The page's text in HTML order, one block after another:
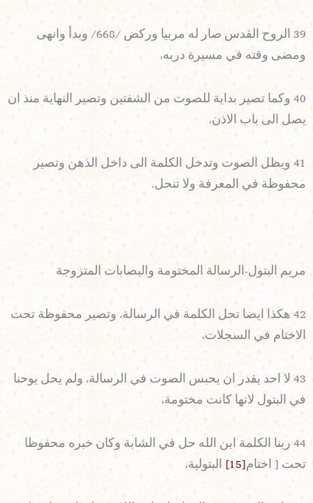
39 الروح القدس صار له مربيا وركض /668/ وبدأ وانهى
ومضى وقته في مسيرة دربه،
40 وكما تصير بداية للصوت من الشفتين وتصير النهاية منذ ان
يصل الى باب الاذن،
41 ويظل الصوت وتدخل الكلمة الى داخل الذهن وتصير
محفوظة في المعرفة ولا تنحل.
مريم البتول-الرسالة المختومة واليصابات المتزوجة
42 هكذا ايضا تحل الكلمة في الرسالة، وتصير محفوظة تحت
الاختام في السجلات،
43 لا احد يقدر ان يحبس الصوت في الرسالة، ولم يحل يوحنا
في البتول لانها كانت مختومة،
44 ربنا الكلمة ابن الله حل في الشابة وكان خبره محفوظا
تحت [ اختام[15] البتولية،